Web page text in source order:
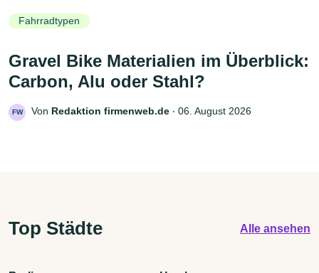
Fahrradtypen
Gravel Bike Materialien im Überblick:
Carbon, Alu oder Stahl?
FW Von Redaktion firmenweb.de ‧ 06. August 2026
Top Städte Alle ansehen